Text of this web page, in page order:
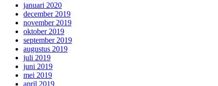
januari 2020
december 2019
november 2019
oktober 2019
september 2019
augustus 2019
juli 2019
juni 2019
mei 2019
april 2019